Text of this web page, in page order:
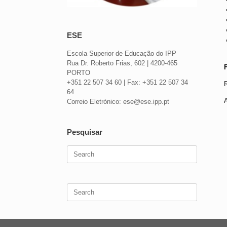
ESE
Escola Superior de Educação do IPP
Rua Dr. Roberto Frias, 602 | 4200-465
PORTO
+351 22 507 34 60 | Fax: +351 22 507 34
64
Correio Eletrónico: ese@ese.ipp.pt
Pesquisar